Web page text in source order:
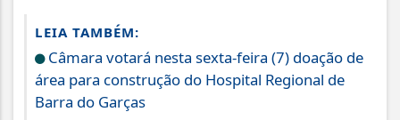
LEIA TAMBÉM:
Câmara votará nesta sexta-feira (7) doação de
área para construção do Hospital Regional de
Barra do Garças